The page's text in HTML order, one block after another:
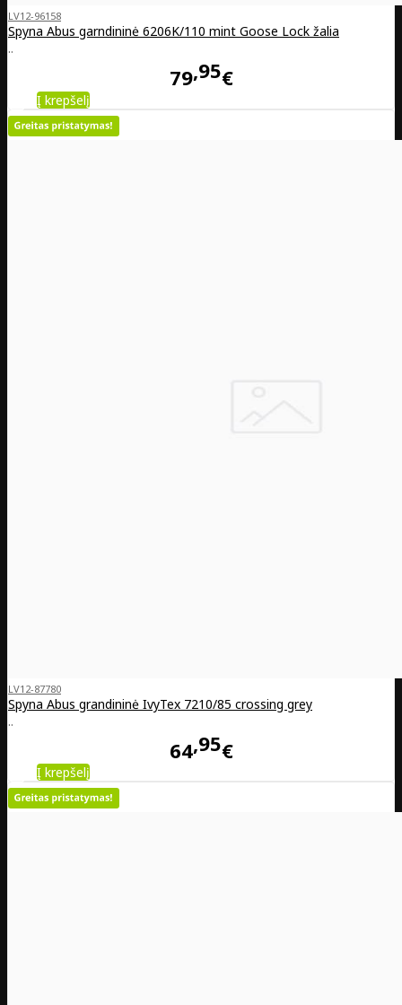
LV12-96158
Spyna Abus garndininė 6206K/110 mint Goose Lock žalia
..
79 95€
Į krepšelį
LV12-87780
Spyna Abus grandininė IvyTex 7210/85 crossing grey
..
64 95€
Į krepšelį